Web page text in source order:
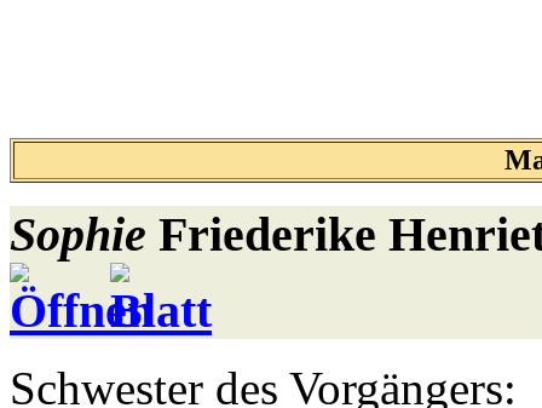
Sophie Friederike
Schwester des Vorgängers: